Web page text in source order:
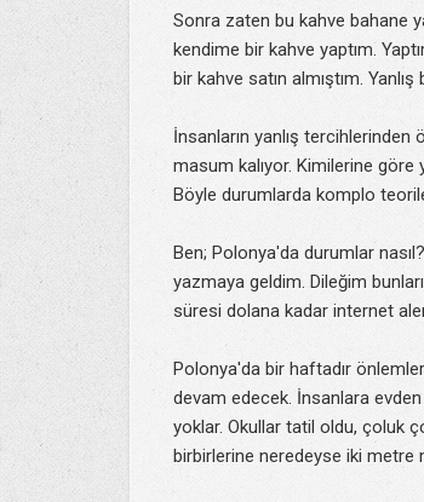
Sonra zaten bu kahve bahane
kendime bir kahve yaptım.
bir kahve satın almıştım.
İnsanların yanlış
masum kalıyor. Kimilerine göre
Böyle durumlarda komplo
Ben; Polonya'da durumlar
yazmaya geldim. Dileğim
süresi dolana kadar internet
Polonya'da bir haftadır
devam edecek. İnsanlara
yoklar. Okullar tatil oldu, çoluk
birbirlerine neredeyse iki metre